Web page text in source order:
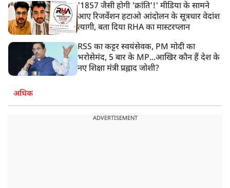
'1857 जैसी होगी 'क्रांति'!' मीडिया के सामने
आए रिजर्वेशन हटाओ आंदोलन के सूत्रधार वेदांश
त्यागी, बता दिया RHA का मास्टरप्लान
RSS का कट्टर स्वयंसेवक, PM मोदी का
भरोसेमंद, 5 बार के MP...आखिर कौन हैं देश के
नए शिक्षा मंत्री प्रह्लाद जोशी?
अधिक
ADVERTISEMENT